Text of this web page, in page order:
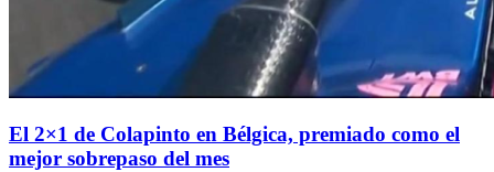
El 2×1 de Colapinto en Bélgica, premiado como el
mejor sobrepaso del mes